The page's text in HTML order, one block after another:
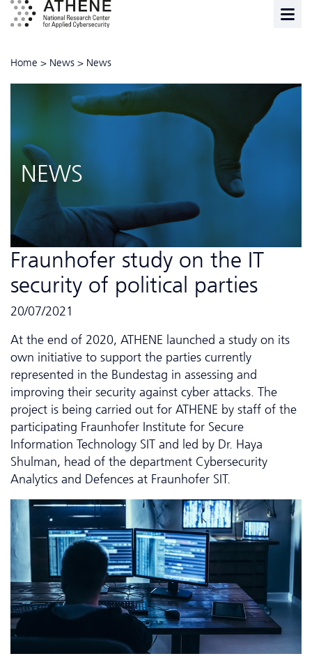
Home > News > News
NEWS
Fraunhofer study on the IT
security of political parties
20/07/2021
At the end of 2020, ATHENE launched a study on its
own initiative to support the parties currently
represented in the Bundestag in assessing and
improving their security against cyber attacks. The
project is being carried out for ATHENE by staff of the
participating Fraunhofer Institute for Secure
Information Technology SIT and led by Dr. Haya
Shulman, head of the department Cyber­security
Analytics and Defences at Fraunhofer SIT.